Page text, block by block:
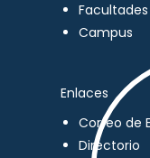
Facultades
Campus
Enlaces
Correo de
Directorio